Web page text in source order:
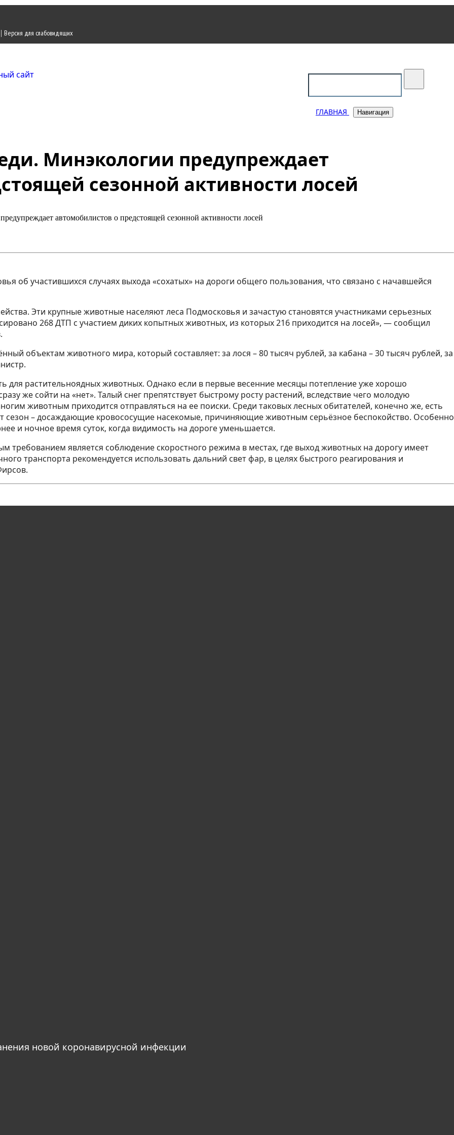
| Версия для слабовидящих
ГЛАВНАЯ Навигация
Минэкологии предупреждает
сезонной активности лосей
автомобилистов о предстоящей сезонной активности лосей
об участившихся случаях выхода «сохатых» на дороги общего пользования, что связано с начавшейся
Эти крупные животные населяют леса Подмосковья и зачастую становятся участниками серьезных
268 ДТП с участием диких копытных животных, из которых 216 приходится на лосей», — сообщил
объектам животного мира, который составляет: за лося – 80 тысяч рублей, за кабана – 30 тысяч рублей, за
для растительноядных животных. Однако если в первые весенние месяцы потепление уже хорошо
же сойти на «нет». Талый снег препятствует быстрому росту растений, вследствие чего молодую
животным приходится отправляться на ее поиски. Среди таковых лесных обитателей, конечно же, есть
сезон – досаждающие кровососущие насекомые, причиняющие животным серьёзное беспокойство. Особенно
и ночное время суток, когда видимость на дороге уменьшается.
требованием является соблюдение скоростного режима в местах, где выход животных на дорогу имеет
транспорта рекомендуется использовать дальний свет фар, в целях быстрого реагирования и
новой коронавирусной инфекции